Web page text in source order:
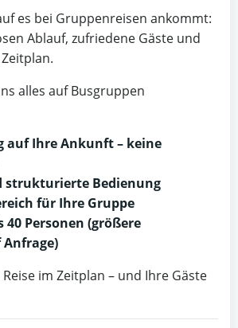
es bei Gruppenreisen ankommt:
Ablauf, zufriedene Gäste und
alles auf Busgruppen
auf Ihre Ankunft – keine
strukturierte Bedienung
für Ihre Gruppe
40 Personen (größere
im Zeitplan – und Ihre Gäste